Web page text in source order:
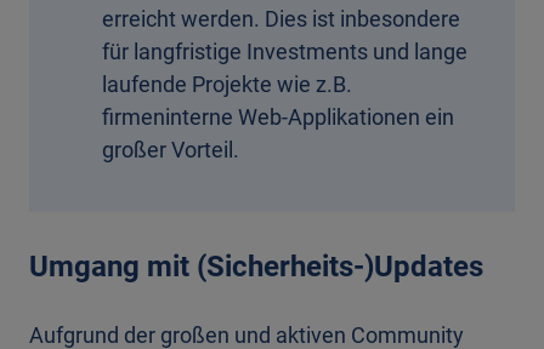
erreicht werden. Dies ist inbesondere
für langfristige Investments und lange
laufende Projekte wie z.B.
firmeninterne Web-Applikationen ein
großer Vorteil.
Umgang mit (Sicherheits-)Updates
Aufgrund der großen und aktiven Community